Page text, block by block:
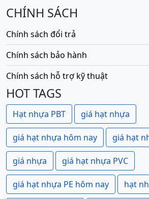
CHÍNH SÁCH
Chính sách đổi trả
Chính sách bảo hành
Chính sách hỗ trợ kỹ thuật
HOT TAGS
Hạt nhựa PBT giá hạt nhựa
giá hạt nhựa hôm nay giá hạt
giá nhựa giá hạt nhựa PVC
giá hạt nhựa PE hôm nay hạt